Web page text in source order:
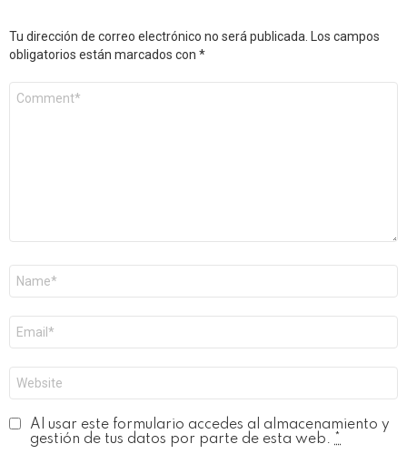
Tu dirección de correo electrónico no será publicada. Los campos
obligatorios están marcados con *
electrónico
*
Al usar este formulario accedes al almacenamiento y
gestión de tus datos por parte de esta web. *